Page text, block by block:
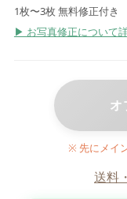
1枚〜3枚 無料修正付き
▶ お写真修正について
オ
※ 先にメイ
送料